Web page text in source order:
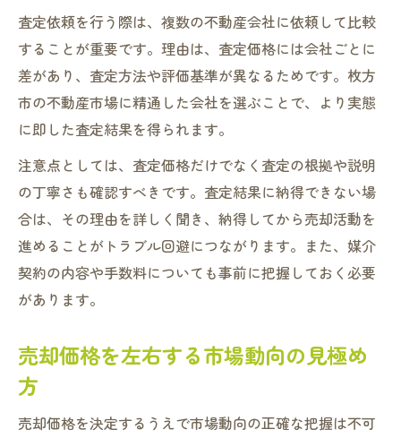
査定依頼を行う際は、複数の不動産会社に依頼して比較
することが重要です。理由は、査定価格には会社ごとに
差があり、査定方法や評価基準が異なるためです。枚方
市の不動産市場に精通した会社を選ぶことで、より実態
に即した査定結果を得られます。
注意点としては、査定価格だけでなく査定の根拠や説明
の丁寧さも確認すべきです。査定結果に納得できない場
合は、その理由を詳しく聞き、納得してから売却活動を
進めることがトラブル回避につながります。また、媒介
契約の内容や手数料についても事前に把握しておく必要
があります。
売却価格を左右する市場動向の見極め
方
売却価格を決定するうえで市場動向の正確な把握は不可